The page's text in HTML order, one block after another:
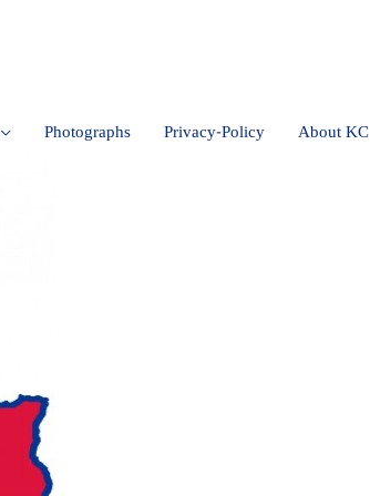
Photographs Privacy-Policy About KC